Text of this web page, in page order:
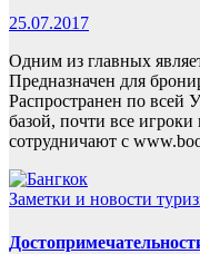
25.07.2017
Одним из главных
Предназначен для
Распространен по всей
базой, почти все
сотрудничают с
Заметки и новости